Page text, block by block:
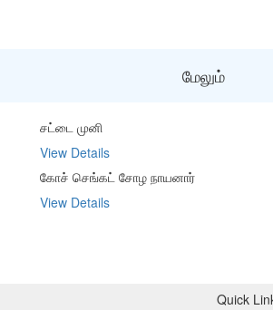
மேலும்
சட்டை முனி
View Details
கோச் செங்கட் சோழ நாயனார்
View Details
Quick